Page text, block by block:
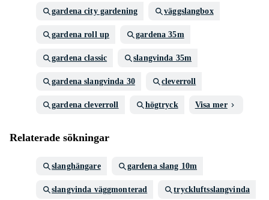
gardena city gardening väggslangbox
gardena roll up gardena 35m
gardena classic slangvinda 35m
gardena slangvinda 30 cleverroll
gardena cleverroll högtryck Visa mer
Relaterade sökningar
slanghängare gardena slang 10m
slangvinda väggmonterad tryckluftsslangvinda